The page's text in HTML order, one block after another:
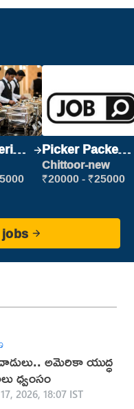
Picker Packer
(Picking &
Packing)
Chittoor-new
₹20000 - ₹25000
అమెరికా యుద్ధ
ధ్వంసం
2026, 18:07 IST